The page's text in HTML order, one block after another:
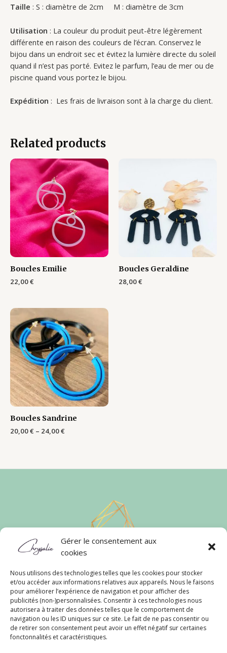
Gérer le consentement aux
cookies
Nous utilisons des technologies telles que les cookies pour stocker
et/ou accéder aux informations relatives aux appareils. Nous le faisons
pour améliorer l’expérience de navigation et pour afficher des
publicités (non-)personnalisées. Consentir à ces technologies nous
autorisera à traiter des données telles que le comportement de
navigation ou les ID uniques sur ce site. Le fait de ne pas consentir ou
de retirer son consentement peut avoir un effet négatif sur certaines
fonctonnalités et caractéristiques.
Taille : S : diamètre de 2cm M : diamètre de 3cm
Utilisation : La couleur du produit peut-être légèrement
différente en raison des couleurs de l’écran. Conservez le
bijou dans un endroit sec et évitez la lumière directe du soleil
quand il n’est pas porté. Evitez le parfum, l’eau de mer ou de
piscine quand vous portez le bijou.
Expédition : Les frais de livraison sont à la charge du client.
Related products
Boucles Emilie
22,00€
Boucles Geraldine
28,00€
Boucles Sandrine
20,00€ – 24,00€
Liens Rapides
Conditions Générales
Politique de Confidentialité
Politique de Cookies
Contact